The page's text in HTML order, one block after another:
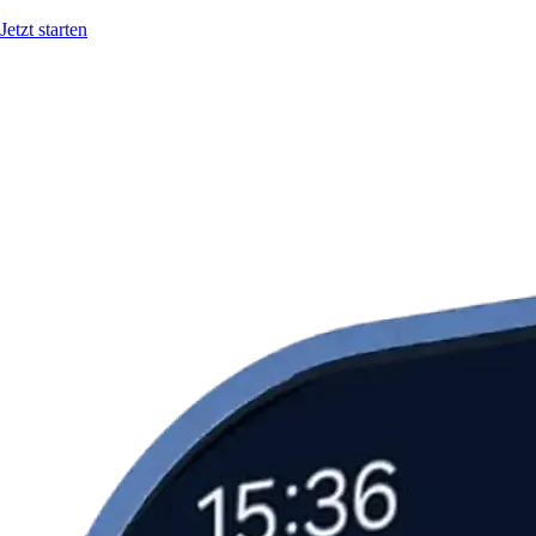
Jetzt starten